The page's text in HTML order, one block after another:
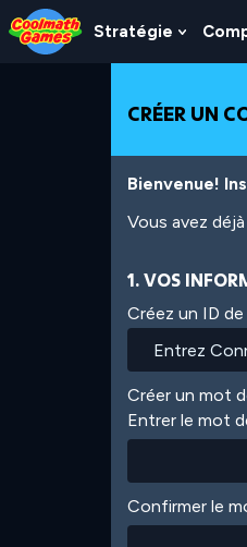
Skip
to
Top
Skip
to
Navigation
Skip
to
Main
Skip
to
Footer
Aller
au
contenu
Stratégie
Show
CRÉER UN
Bienvenue!
Vous avez
1. VOS
Créez un ID
Créer un mot
Entrer le mot
Confirmer le